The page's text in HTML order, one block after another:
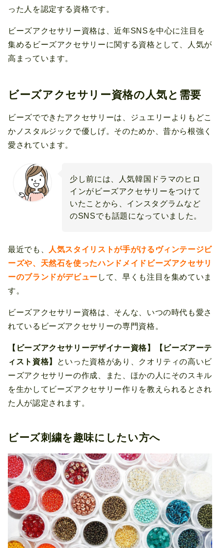
った人を認定する資格です。
ビーズアクセサリー資格は、近年SNSを中心に注目を
集めるビーズアクセサリーに関する資格として、人気が
高まっています。
ビーズアクセサリー資格の人気と需要
ビーズでできたアクセサリーは、ジュエリーよりもどこ
かノスタルジックで優しげ。そのためか、昔から根強く
愛されています。
少し前には、人気韓国ドラマのヒロ
インがビーズアクセサリーをつけて
いたことから、インスタグラムなど
のSNSでも話題になっていました。
最近でも、
人気スタイリストが手がけるヴィンテージビ
ーズや、天然石を使ったハンドメイドビーズアクセサリ
ーのブランドがデビュー して、早くも注目を集めていま
す。
ビーズアクセサリー資格は、そんな、いつの時代も愛さ
れているビーズアクセサリーの専門資格。
【ビーズアクセサリーデザイナー資格】【ビーズアーテ
ィスト資格】
といった資格があり、クオリティの高いビ
ーズアクセサリーの作成、また、ほかの人にそのスキル
を生かしてビーズアクセサリー作りを教えられるとされ
た人が認定されます。
ビーズ刺繍を趣味にしたい方へ